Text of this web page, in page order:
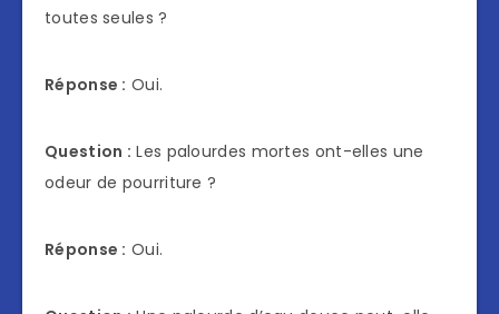
toutes seules ?
Réponse : Oui.
Question : Les palourdes mortes ont-elles une
odeur de pourriture ?
Réponse : Oui.